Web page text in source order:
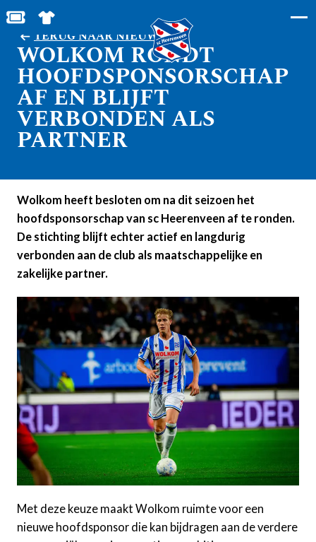
BESTEL JOUW TICKETS
SHOP IN DE FEANSTORE
TERUG NAAR NIEUWS
WOLKOM RONDT
HOOFDSPONSORSCHAP
AF EN BLIJFT
VERBONDEN ALS
PARTNER
Wolkom heeft besloten om na dit seizoen het
hoofdsponsorschap van sc Heerenveen af te ronden.
De stichting blijft echter actief en langdurig
verbonden aan de club als maatschappelijke en
zakelijke partner.
Met deze keuze maakt Wolkom ruimte voor een
nieuwe hoofdsponsor die kan bijdragen aan de verdere